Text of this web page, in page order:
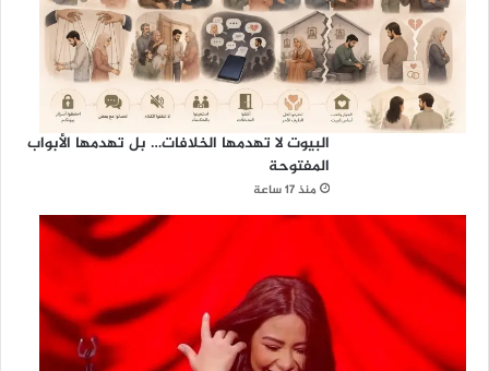
البيوت لا تهدمها الخلافات… بل تهدمها الأبواب
المفتوحة
منذ 17 ساعة